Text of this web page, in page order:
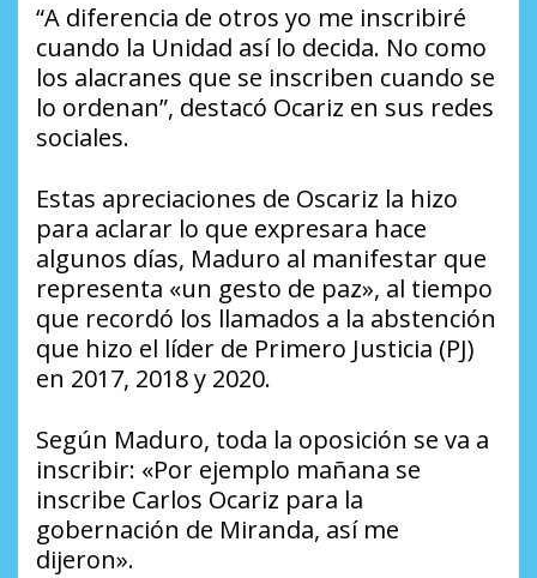
“A diferencia de otros yo me inscribiré
cuando la Unidad así lo decida. No como
los alacranes que se inscriben cuando se
lo ordenan”, destacó Ocariz en sus redes
sociales.
Estas apreciaciones de Oscariz la hizo
para aclarar lo que expresara hace
algunos días, Maduro al manifestar que
representa «un gesto de paz», al tiempo
que recordó los llamados a la abstención
que hizo el líder de Primero Justicia (PJ)
en 2017, 2018 y 2020.
Según Maduro, toda la oposición se va a
inscribir: «Por ejemplo mañana se
inscribe Carlos Ocariz para la
gobernación de Miranda, así me
dijeron».